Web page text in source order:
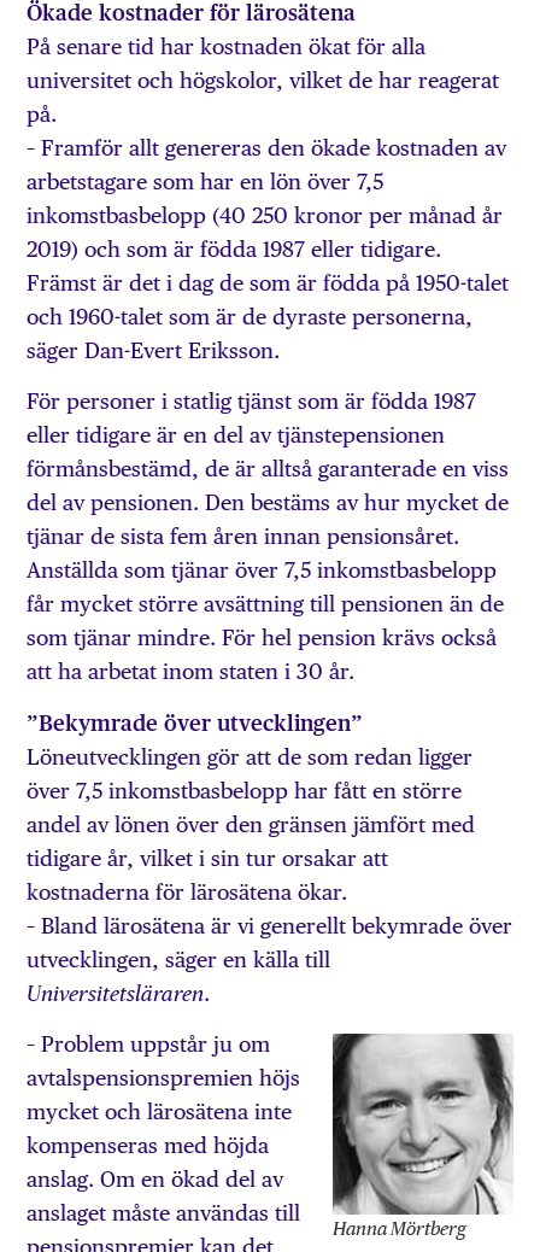
Ökade kostnader för lärosätena
På senare tid har kostnaden ökat för alla
universitet och högskolor, vilket de har reagerat
på.
– Framför allt genereras den ökade kostnaden av
arbetstagare som har en lön över 7,5
inkomstbasbelopp (40 250 kronor per månad år
2019) och som är födda 1987 eller tidigare.
Främst är det i dag de som är födda på 1950-talet
och 1960-talet som är de dyraste personerna,
säger Dan-Evert Eriksson.
För personer i statlig tjänst som är födda 1987
eller tidigare är en del av tjänstepensionen
förmånsbestämd, de är alltså garanterade en viss
del av pensionen. Den bestäms av hur mycket de
tjänar de sista fem åren innan pensionsåret.
Anställda som tjänar över 7,5 inkomstbasbelopp
får mycket större avsättning till pensionen än de
som tjänar mindre. För hel pension krävs också
att ha arbetat inom staten i 30 år.
”Bekymrade över utvecklingen”
Löneutvecklingen gör att de som redan ligger
över 7,5 inkomstbasbelopp har fått en större
andel av lönen över den gränsen jämfört med
tidigare år, vilket i sin tur orsakar att
kostnaderna för lärosätena ökar.
– Bland lärosätena är vi generellt bekymrade över
utvecklingen, säger en källa till
Universitetsläraren.
Hanna Mörtberg
– Problem uppstår ju om
avtalspensionspremien höjs
mycket och lärosätena inte
kompenseras med höjda
anslag. Om en ökad del av
anslaget måste användas till
pensionspremier kan det